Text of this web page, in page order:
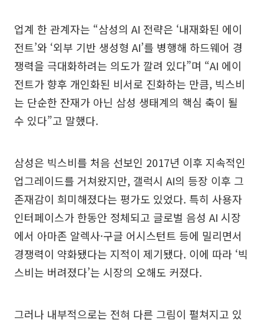
업계 한 관계자는 “삼성의 AI 전략은 ‘내재화된 에이
전트’와 ‘외부 기반 생성형 AI’를 병행해 하드웨어 경
쟁력을 극대화하려는 의도가 깔려 있다”며 “AI 에이
전트가 향후 개인화된 비서로 진화하는 만큼, 빅스비
는 단순한 잔재가 아닌 삼성 생태계의 핵심 축이 될
수 있다”고 말했다.
삼성은 빅스비를 처음 선보인 2017년 이후 지속적인
업그레이드를 거쳐왔지만, 갤럭시 AI의 등장 이후 그
존재감이 희미해졌다는 평가도 있었다. 특히 사용자
인터페이스가 한동안 정체되고 글로벌 음성 AI 시장
에서 아마존 알렉사·구글 어시스턴트 등에 밀리면서
경쟁력이 약화됐다는 지적이 제기됐다. 이에 따라 ‘빅
스비는 버려졌다’는 시장의 오해도 커졌다.
그러나 내부적으로는 전혀 다른 그림이 펼쳐지고 있